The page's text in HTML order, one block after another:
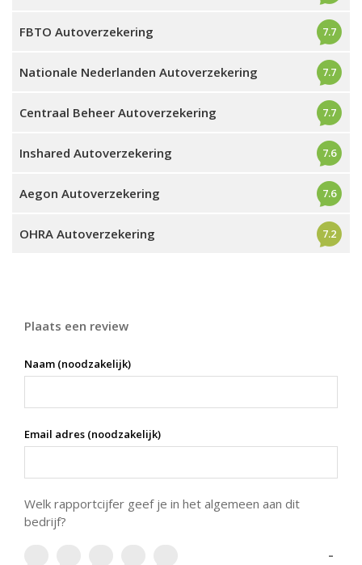
FBTO Autoverzekering 7.7
Nationale Nederlanden Autoverzekering 7.7
Centraal Beheer Autoverzekering 7.7
Inshared Autoverzekering 7.6
Aegon Autoverzekering 7.6
OHRA Autoverzekering 7.2
Plaats een review
Naam (noodzakelijk)
Email adres (noodzakelijk)
Welk rapportcijfer geef je in het algemeen aan dit
bedrijf?
-